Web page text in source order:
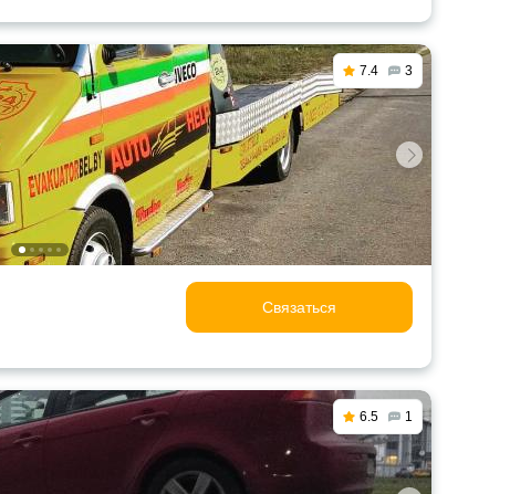
7.4 3
Связаться
6.5 1